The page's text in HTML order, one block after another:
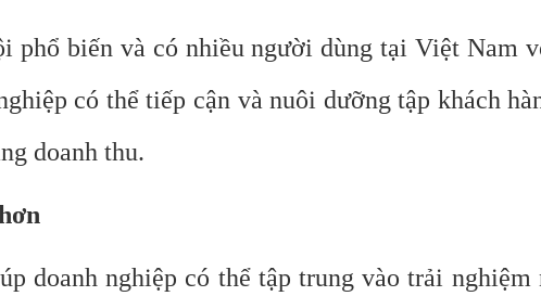
phổ biến và có nhiều người dùng tại Việt Nam
có thể tiếp cận và nuôi dưỡng tập khách
doanh thu.
doanh nghiệp có thể tập trung vào trải